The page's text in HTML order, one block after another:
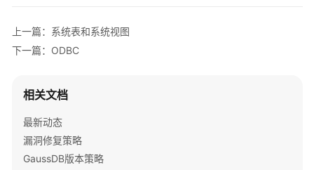
计
费
速
入
门
上一篇：系统表和系统视图
下一篇：ODBC
相关文档
最新动态
漏洞修复策略
GaussDB版本策略